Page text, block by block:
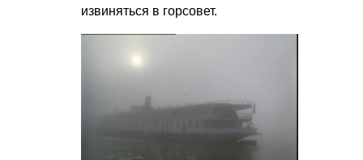
извиняться в горсовет.